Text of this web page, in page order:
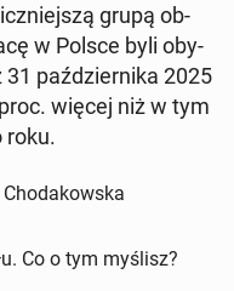
grupą ob­
w Polsce byli oby­
31 październi­ka 2025
więcej niż w tym
roku.
Co o tym myślisz?